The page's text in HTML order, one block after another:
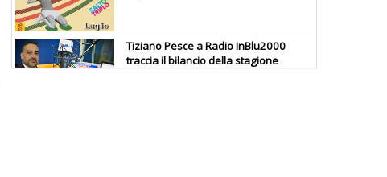
Tiziano Pesce a Radio InBlu2000
traccia il bilancio della stagione